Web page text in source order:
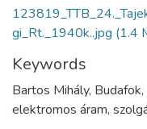
gi_Rt._1940k..jpg (1.4
Keywords
Bartos Mihály,
elektromos áram,